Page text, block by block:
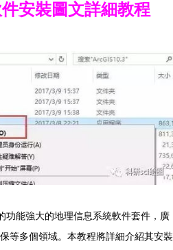
安裝圖文詳細教程
功能強大的地理信息系統軟件套件，廣
等多個領域。本教程將詳細介紹其安裝